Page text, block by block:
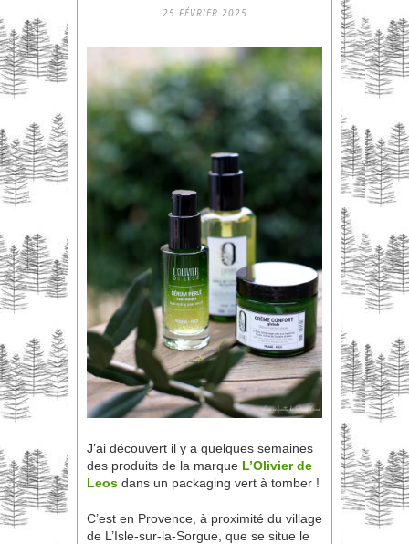
25 FÉVRIER 2025
J’ai découvert il y a quelques semaines
des produits de la marque L’Olivier de
Leos dans un packaging vert à tomber !
C’est en Provence, à proximité du village
de L’Isle-sur-la-Sorgue, que se situe le